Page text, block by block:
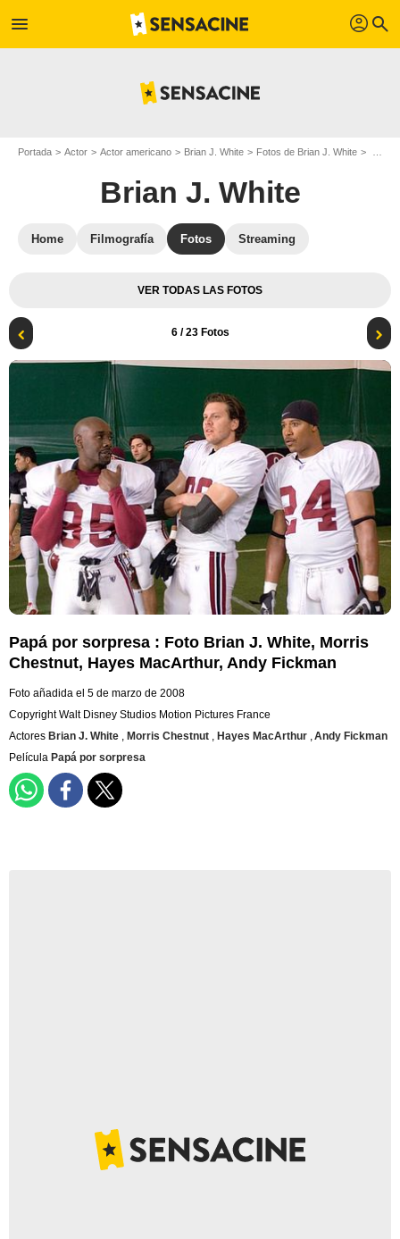
menu profil search
Portada Actor Actor americano Brian J. White Fotos de Brian J. White
Brian J. White
Home Filmografía Fotos Streaming
VER TODAS LAS FOTOS
6/ 23 Fotos
Papá por sorpresa : Foto Brian J. White, Morris
Chestnut, Hayes MacArthur, Andy Fickman
Foto añadida el 5 de marzo de 2008
Copyright Walt Disney Studios Motion Pictures France
Actores Brian J. White , Morris Chestnut , Hayes MacArthur ,Andy Fickman
Película Papá por sorpresa